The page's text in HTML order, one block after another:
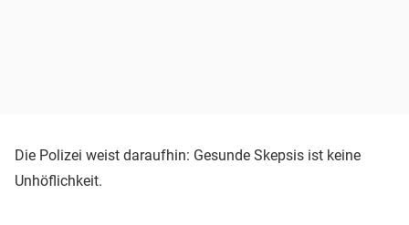
Die Polizei weist daraufhin: Gesunde Skepsis ist keine
Unhöflichkeit.